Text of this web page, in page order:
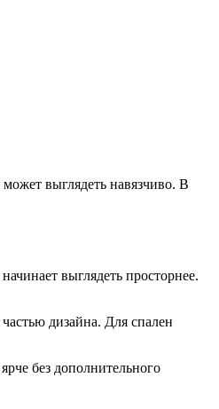
выглядеть навязчиво. В
выглядеть просторнее.
дизайна. Для спален
без дополнительного